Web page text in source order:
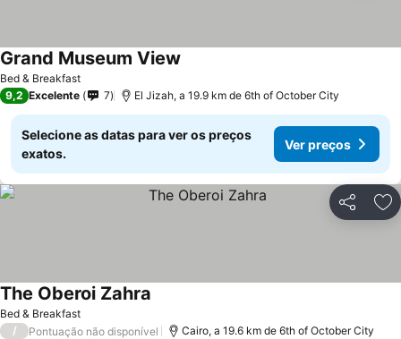
Bed & Breakfast
Grand Museum View
9,2 Excelente 7 El Jizah, a 19.9 km de 6th of October City
Selecione as datas para ver os preços
exatos.
Ver preços
Partilhar
Bed & Breakfast
The Oberoi Zahra
/ Pontuação não disponível Cairo, a 19.6 km de 6th of October City